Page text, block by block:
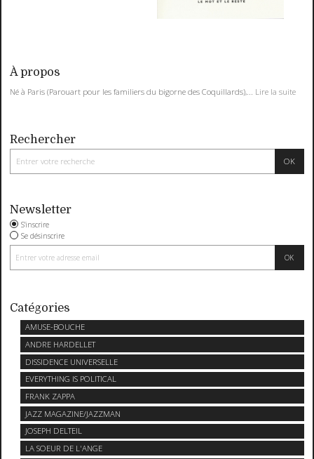
À propos
Né à Paris (Parouart pour les familiers du bigorne des Coquillards),... Lire la suite
Rechercher
Newsletter
S'inscrire
Se désinscrire
Catégories
AMUSE-BOUCHE
ANDRE HARDELLET
DISSIDENCE UNIVERSELLE
EVERYTHING IS POLITICAL
FRANK ZAPPA
JAZZ MAGAZINE/JAZZMAN
JOSEPH DELTEIL
LA SOEUR DE L'ANGE